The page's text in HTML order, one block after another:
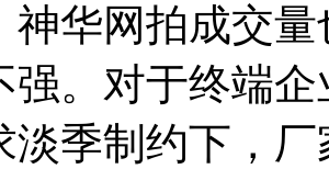
神华网拍成交
强。对于终端
淡季制约下，